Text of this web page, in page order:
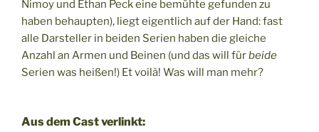
Nimoy und Ethan Peck eine bemühte gefunden zu
haben behaupten), liegt eigentlich auf der Hand: fast
alle Darsteller in beiden Serien haben die gleiche
Anzahl an Armen und Beinen (und das will fürbeide
Serien was heißen!) Et voilà! Was will man mehr?
Aus dem Cast verlinkt: